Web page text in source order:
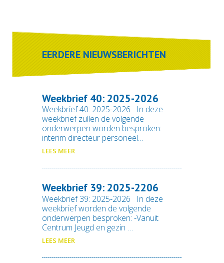
EERDERE NIEUWSBERICHTEN
Weekbrief 40: 2025-2026
Weekbrief 40: 2025-2026 In deze
weekbrief zullen de volgende
onderwerpen worden besproken:
interim directeur personeel…
LEES MEER
Weekbrief 39: 2025-2206
Weekbrief 39: 2025-2026 In deze
weekbrief worden de volgende
onderwerpen besproken: -Vanuit
Centrum Jeugd en gezin …
LEES MEER